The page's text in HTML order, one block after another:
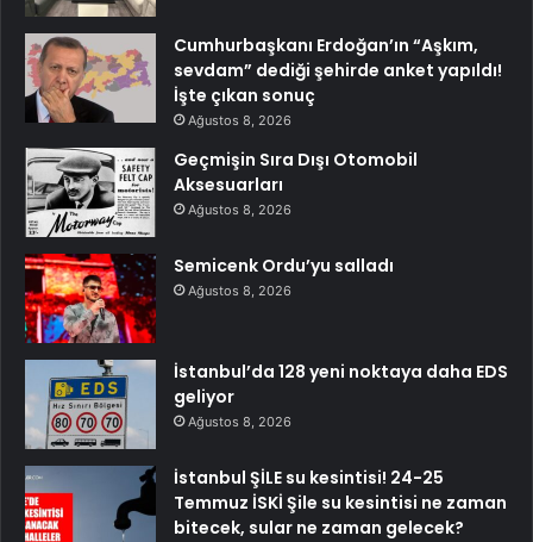
Cumhurbaşkanı Erdoğan’ın “Aşkım,
sevdam” dediği şehirde anket yapıldı!
İşte çıkan sonuç
Ağustos 8, 2026
Geçmişin Sıra Dışı Otomobil
Aksesuarları
Ağustos 8, 2026
Semicenk Ordu’yu salladı
Ağustos 8, 2026
İstanbul’da 128 yeni noktaya daha EDS
geliyor
Ağustos 8, 2026
İstanbul ŞİLE su kesintisi! 24-25
Temmuz İSKİ Şile su kesintisi ne zaman
bitecek, sular ne zaman gelecek?